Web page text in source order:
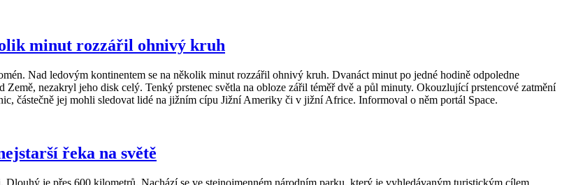
minut rozzářil ohnivý kruh
Nad ledovým kontinentem se na několik minut rozzářil ohnivý kruh. Dvanáct minut po jedné hodině odpoledne
nezakryl jeho disk celý. Tenký prstenec světla na obloze zářil téměř dvě a půl minuty. Okouzlující prstencové zatmění
částečně jej mohli sledovat lidé na jižním cípu Jižní Ameriky či v jižní Africe. Informoval o něm portál Space.
řeka na světě
je přes 600 kilometrů. Nachází se ve stejnojmenném národním parku, který je vyhledávaným turistickým cílem